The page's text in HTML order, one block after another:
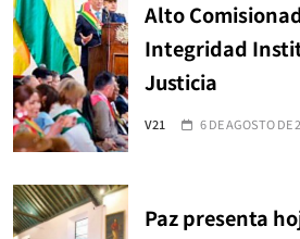
Alto
Integridad
Justicia
V21 6 DE AGOSTO DE
Paz presenta